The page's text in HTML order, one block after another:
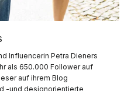
Influencerin Petra Dieners
als 650.000 Follower auf
auf ihrem Blog
-und designorientierte